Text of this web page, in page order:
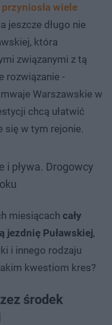
wiele
jeszcze długo nie
która
związanymi z tą
rozwiązanie -
Warszawskie w
chcą ułatwić
się w tym rejonie.
i pływa. Drogowcy
miesiącach cały
jezdnię Puławskiej,
i innego rodzaju
kwestiom kres?
środek